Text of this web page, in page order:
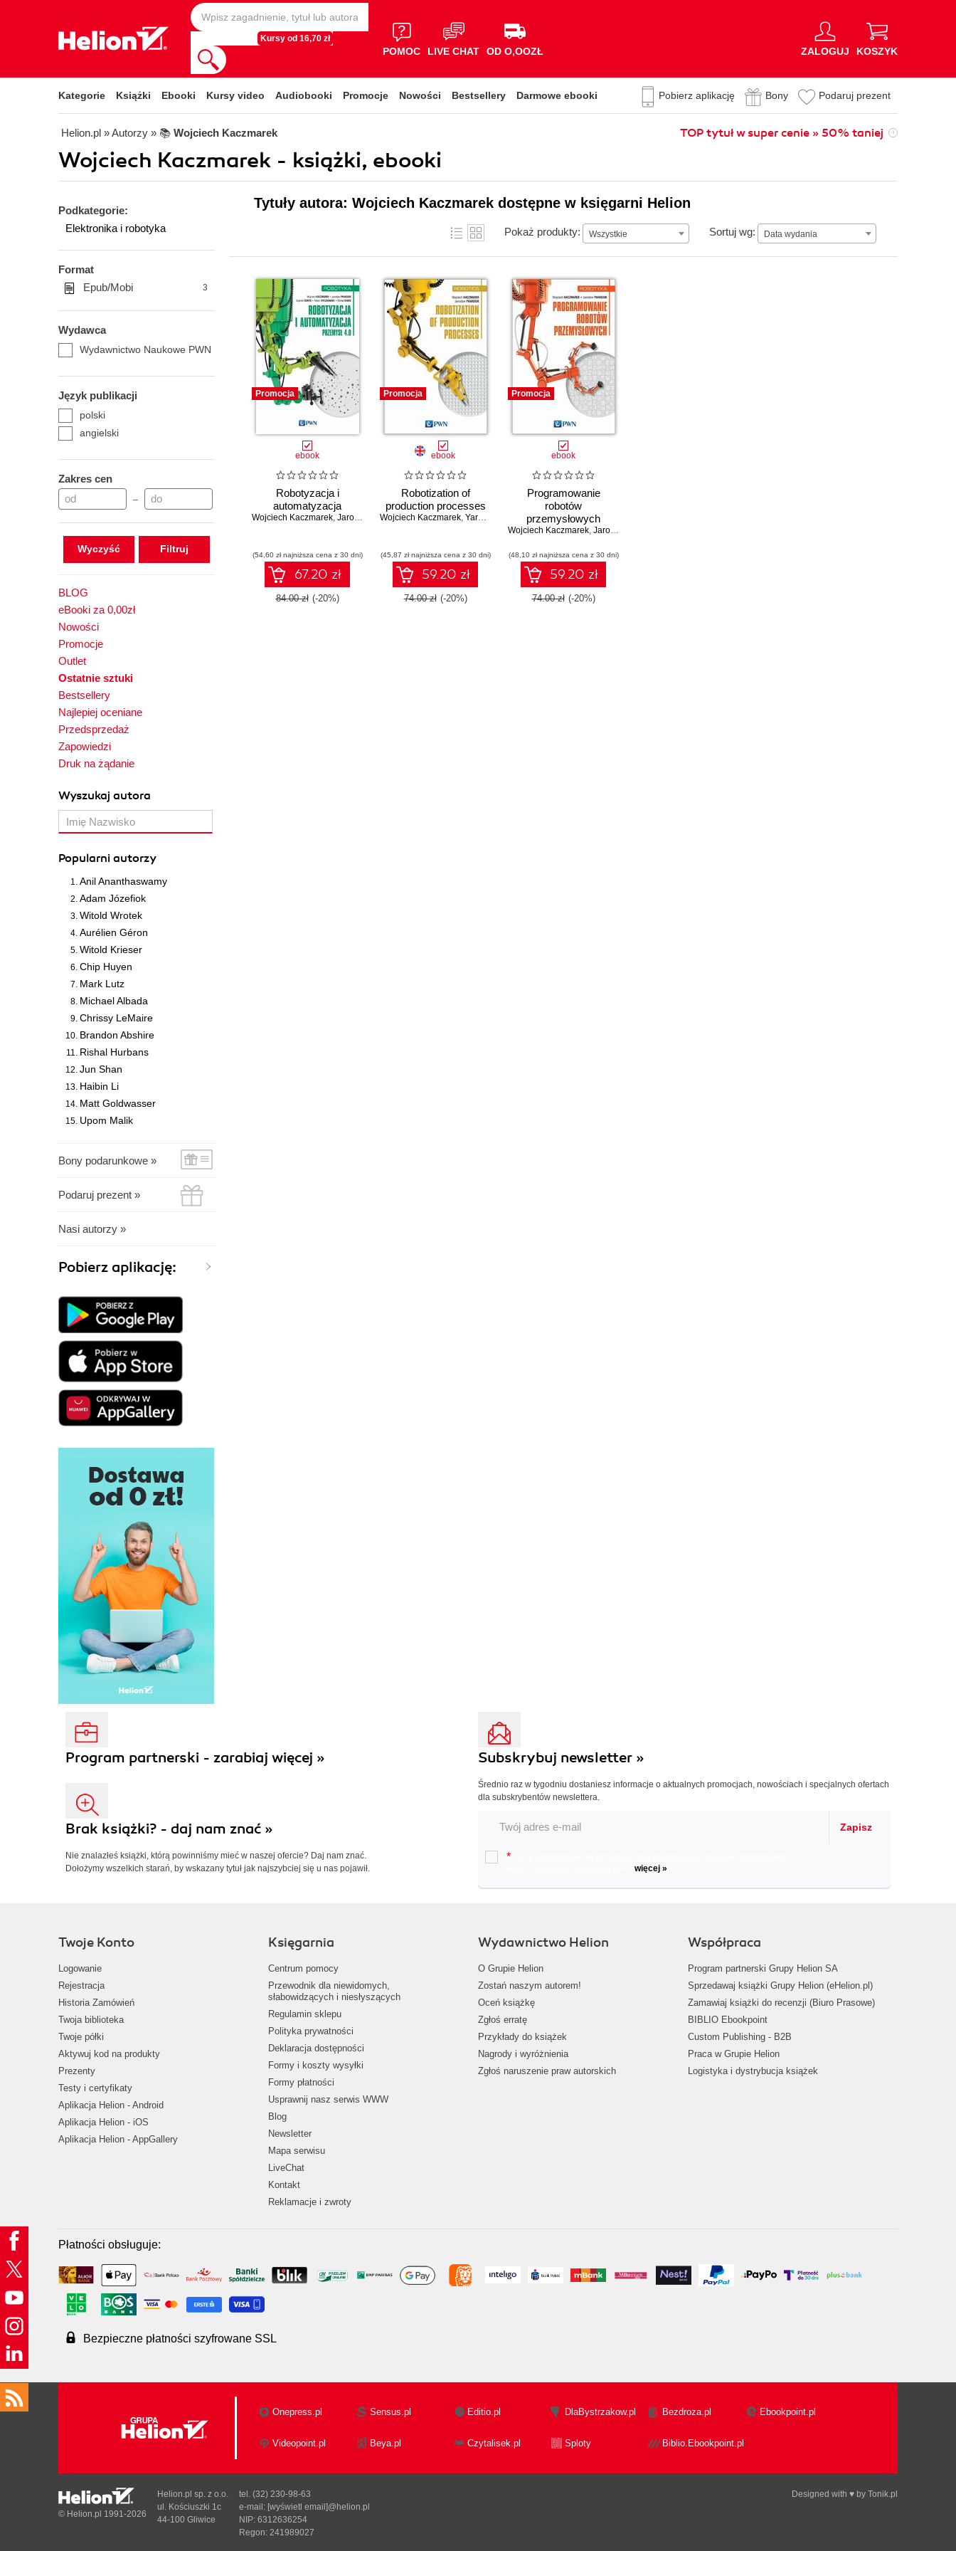
Kursy od 16,70 zł
POMOC LIVE CHAT OD O,OOZŁ ZALOGUJ KOSZYK
Kategorie Książki Ebooki Kursy video Audiobooki Promocje Nowości Bestsellery Darmowe ebooki Pobierz aplikację Bony Podaruj prezent
Helion.pl » Autorzy » 📚 Wojciech Kaczmarek TOP tytuł w super cenie » 50% taniej
Wojciech Kaczmarek - książki, ebooki
Podkategorie:
Elektronika i robotyka
Format
Epub/Mobi
3
Wydawca
Wydawnictwo Naukowe PWN
Język publikacji
polski
angielski
Zakres cen
–
Wyczyść
BLOG
eBooki za 0,00zł
Nowości
Promocje
Outlet
Ostatnie sztuki
Bestsellery
Najlepiej oceniane
Przedsprzedaż
Zapowiedzi
Druk na żądanie
Wyszukaj autora
Popularni autorzy
Anil Ananthaswamy
Adam Józefiok
Witold Wrotek
Aurélien Géron
Witold Krieser
Chip Huyen
Mark Lutz
Michael Albada
Chrissy LeMaire
Brandon Abshire
Rishal Hurbans
Jun Shan
Haibin Li
Matt Goldwasser
Upom Malik
Bony podarunkowe »
Podaruj prezent »
Nasi autorzy »
Pobierz aplikację:
Tytuły autora: Wojciech Kaczmarek dostępne w księgarni Helion
Pokaż produkty: Wszystkie Sortuj wg: Data wydania
Data wydania
Promocja
ebook
Robotyzacja i
automatyzacja
Wojciech Kaczmarek, Jarosław Panasiuk
(54,60 zł najniższa cena z 30 dni)
67.20 zł
84.00 zł (-20%)
Promocja
ebook
Robotization of
production processes
Wojciech Kaczmarek, Yaroslav Panasiuk
(45,87 zł najniższa cena z 30 dni)
59.20 zł
74.00 zł (-20%)
Promocja
ebook
Programowanie
robotów
przemysłowych
Wojciech Kaczmarek, Jarosław Panasiuk
(48,10 zł najniższa cena z 30 dni)
59.20 zł
74.00 zł (-20%)
Program partnerski - zarabiaj więcej »
Brak książki? - daj nam znać »
Nie znalazłeś książki, którą powinniśmy mieć w naszej ofercie? Daj nam znać.
Dołożymy wszelkich starań, by wskazany tytuł jak najszybciej się u nas pojawił.
Subskrybuj newsletter »
Średnio raz w tygodniu dostaniesz informacje o aktualnych promocjach, nowościach i specjalnych ofertach
dla subskrybentów newslettera.
Zapisz
*
więcej »
Twoje Konto
Logowanie
Rejestracja
Historia Zamówień
Twoja biblioteka
Twoje półki
Aktywuj kod na produkty
Prezenty
Testy i certyfikaty
Aplikacja Helion - Android
Aplikacja Helion - iOS
Aplikacja Helion - AppGallery
Księgarnia
Centrum pomocy
Przewodnik dla niewidomych,
słabowidzących i niesłyszących
Regulamin sklepu
Polityka prywatności
Deklaracja dostępności
Formy i koszty wysyłki
Formy płatności
Usprawnij nasz serwis WWW
Blog
Newsletter
Mapa serwisu
LiveChat
Kontakt
Reklamacje i zwroty
Wydawnictwo Helion
O Grupie Helion
Zostań naszym autorem!
Oceń książkę
Zgłoś erratę
Przykłady do książek
Nagrody i wyróżnienia
Zgłoś naruszenie praw autorskich
Współpraca
Program partnerski Grupy Helion SA
Sprzedawaj książki Grupy Helion (eHelion.pl)
Zamawiaj książki do recenzji (Biuro Prasowe)
BIBLIO Ebookpoint
Custom Publishing - B2B
Praca w Grupie Helion
Logistyka i dystrybucja książek
Płatności obsługuje:
Bezpieczne płatności szyfrowane SSL
Onepress.pl Sensus.pl Editio.pl DlaBystrzakow.pl Bezdroza.pl Ebookpoint.pl
Videopoint.pl Beya.pl Czytalisek.pl Sploty Biblio.Ebookpoint.pl
Designed with ♥ by Tonik.pl
© Helion.pl 1991-2026
Helion.pl sp. z o.o.
ul. Kościuszki 1c
44-100 Gliwice
tel. (32) 230-98-63
e-mail: [wyświetl email]@helion.pl
NIP: 6312636254
Regon: 241989027